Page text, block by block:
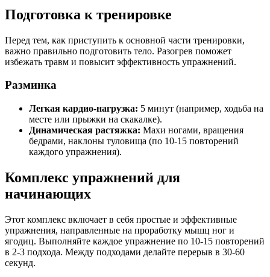
Подготовка к тренировке
Перед тем, как приступить к основной части тренировки,
важно правильно подготовить тело. Разогрев поможет
избежать травм и повысит эффективность упражнений.
Разминка
Легкая кардио-нагрузка: 5 минут (например, ходьба на
месте или прыжки на скакалке).
Динамическая растяжка: Махи ногами, вращения
бедрами, наклоны туловища (по 10-15 повторений
каждого упражнения).
Комплекс упражнений для
начинающих
Этот комплекс включает в себя простые и эффективные
упражнения, направленные на проработку мышц ног и
ягодиц. Выполняйте каждое упражнение по 10-15 повторений
в 2-3 подхода. Между подходами делайте перерыв в 30-60
секунд.